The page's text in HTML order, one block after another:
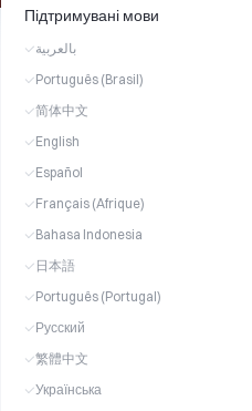
Підтримувані мови
بالعربية
Português (Brasil)
简体中文
English
Español
Français (Afrique)
Bahasa Indonesia
日本語
Português (Portugal)
Русский
繁體中文
Українська